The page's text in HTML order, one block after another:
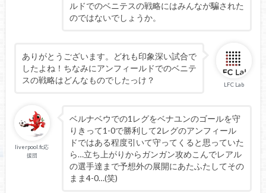
ルドでのベニテスの戦略にはみんなが騙された
のではないでしょうか。
LFC Lab
ありがとうございます。どれも印象深い試合で
したよね！ちなみにアンフィールドでのベニテ
スの戦略はどんなものでしたっけ？
liverpool.fc応
援団
ベルナベウでの1レグをベナユンのゴールを守
りきって1-0で勝利して2レグのアンフィール
ドではある程度引いて守ってくると思っていた
ら…立ち上がりからガンガン攻めこんでレアル
の選手達まで予想外の展開にあたふたしてその
まま4-0…(笑)